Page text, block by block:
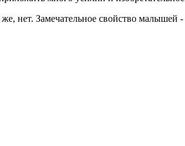
нет. Замечательное свойство